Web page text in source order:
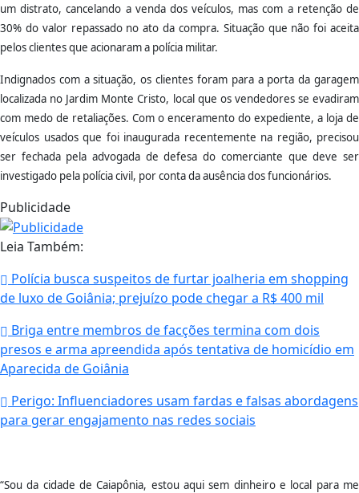
um distrato, cancelando a venda dos veículos, mas com a retenção de
30% do valor repassado no ato da compra. Situação que não foi aceita
pelos clientes que acionaram a polícia militar.
Indignados com a situação, os clientes foram para a porta da garagem
localizada no Jardim Monte Cristo, local que os vendedores se evadiram
com medo de retaliações. Com o enceramento do expediente, a loja de
veículos usados que foi inaugurada recentemente na região, precisou
ser fechada pela advogada de defesa do comerciante que deve ser
investigado pela polícia civil, por conta da ausência dos funcionários.
Publicidade
Leia Também:
Polícia busca suspeitos de furtar joalheria em shopping
de luxo de Goiânia; prejuízo pode chegar a R$ 400 mil
Briga entre membros de facções termina com dois
presos e arma apreendida após tentativa de homicídio em
Aparecida de Goiânia
Perigo: Influenciadores usam fardas e falsas abordagens
para gerar engajamento nas redes sociais
“Sou da cidade de Caiapônia, estou aqui sem dinheiro e local para me